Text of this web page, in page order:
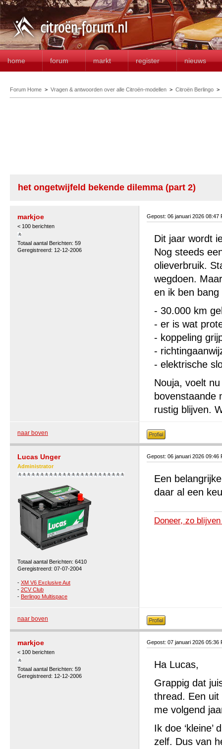
home forum markt register nieuws
Forum Home > Vragen & antwoorden over alle Citroën-modellen > Citroën Berlingo >
het ongetwijfeld bekende dilemma (part 2)
markjoe
< 100 berichten
Totaal aantal Berichten: 59
Geregistreerd: 12-12-2006
Gepost: 06 januari 2026 08:47
Dit jaar wordt
Nog steeds
olieverbruik.
wegdoen.
en ik ben
- 30.000 km
- er is wat
- koppeling
-
- elektrische
Nouja, voelt
bovenstaande
rustig blijven.
naar boven
Lucas Unger
Administrator
Totaal aantal Berichten: 6410
Geregistreerd: 07-07-2004
- XM V6 Exclusive Aut
- 2CV Club
- Berlingo Multispace
Gepost: 06 januari 2026 09:46
Een
daar al een
Doneer, zo
naar boven
markjoe
< 100 berichten
Totaal aantal Berichten: 59
Geregistreerd: 12-12-2006
Gepost: 07 januari 2026 05:36
Ha Lucas,
Grappig dat
thread. Een uit
me volgend
Ik doe
zelf. Dus van